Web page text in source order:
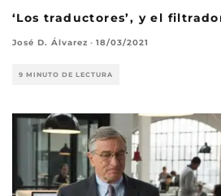
‘Los traductores’, y el
José D. Álvarez · 18/03/2021
9 MINUTO DE LECTURA